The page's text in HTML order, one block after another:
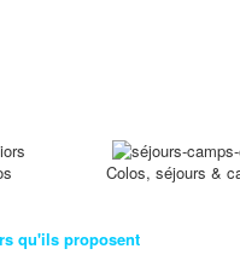
Colos, séjours &
qu'ils proposent